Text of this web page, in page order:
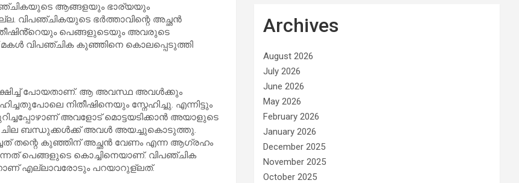
ആങ്ങളയും ഭാര്യയും
വിപഞ്ചികയുടെ ഭർത്താവിന്റെ അച്ഛൻ
പെങ്ങളുടെയും അവരുടെ
വിപഞ്ചിക കുഞ്ഞിനെ കൊലപ്പെടുത്തി
പോയതാണ്. ആ അവസ്ഥ അവൾക്കും
നിതീഷിനെയും സ്നേഹിച്ചു. എന്നിട്ടും
അവളോട് മൊട്ടയടിക്കാൻ അയാളുടെ
ചില ബന്ധുക്കൾക്ക് അവൾ അയച്ചുകൊടുത്തു.
തന്റെ കുഞ്ഞിന് അച്ഛൻ വേണം എന്ന ആഗ്രഹം
പെങ്ങളുടെ കൊച്ചിനെയാണ്. വിപഞ്ചിക
എല്ലാവരോടും പറയാറുള്ലത്.
Archives
August 2026
July 2026
June 2026
May 2026
February 2026
January 2026
December 2025
November 2025
October 2025